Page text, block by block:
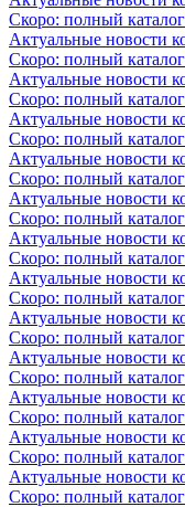
Скоро: полный
Актуальные новости
Скоро: полный
Актуальные новости
Скоро: полный
Актуальные новости
Скоро: полный
Актуальные новости
Скоро: полный
Актуальные новости
Скоро: полный
Актуальные новости
Скоро: полный
Актуальные новости
Скоро: полный
Актуальные новости
Скоро: полный
Актуальные новости
Скоро: полный
Актуальные новости
Скоро: полный
Актуальные новости
Скоро: полный
Актуальные новости
Скоро: полный